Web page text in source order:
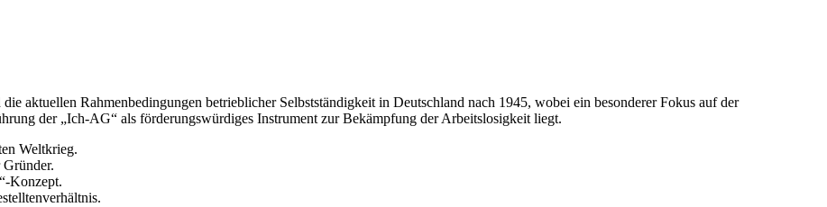
aktuellen Rahmenbedingungen betrieblicher Selbstständigkeit in Deutschland nach 1945, wobei ein besonderer Fokus auf der
der „Ich-AG“ als förderungswürdiges Instrument zur Bekämpfung der Arbeitslosigkeit liegt.
Weltkrieg.
Konzept.